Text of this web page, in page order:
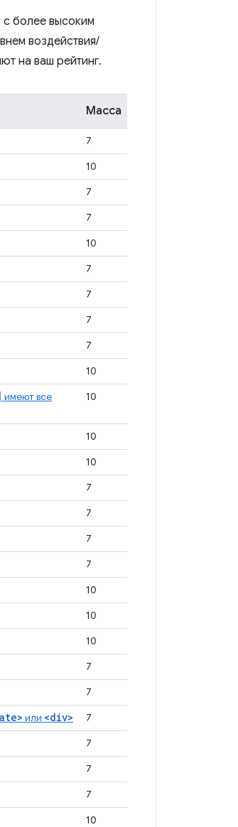
с более высоким
воздействия/
на ваш рейтинг.
Масса
7
10
7
7
10
7
7
7
7
10
имеют все
10
10
10
7
7
7
7
10
10
10
7
7
или <div>
7
7
7
7
10